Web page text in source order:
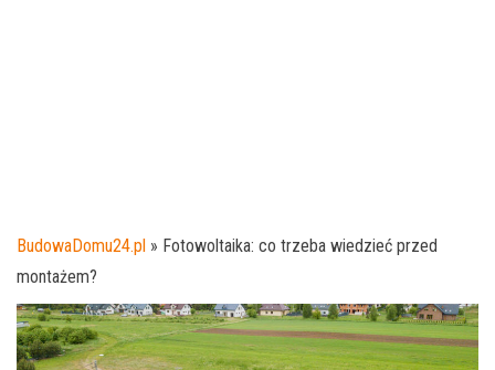
BudowaDomu24.pl » Fotowoltaika: co trzeba wiedzieć przed
montażem?